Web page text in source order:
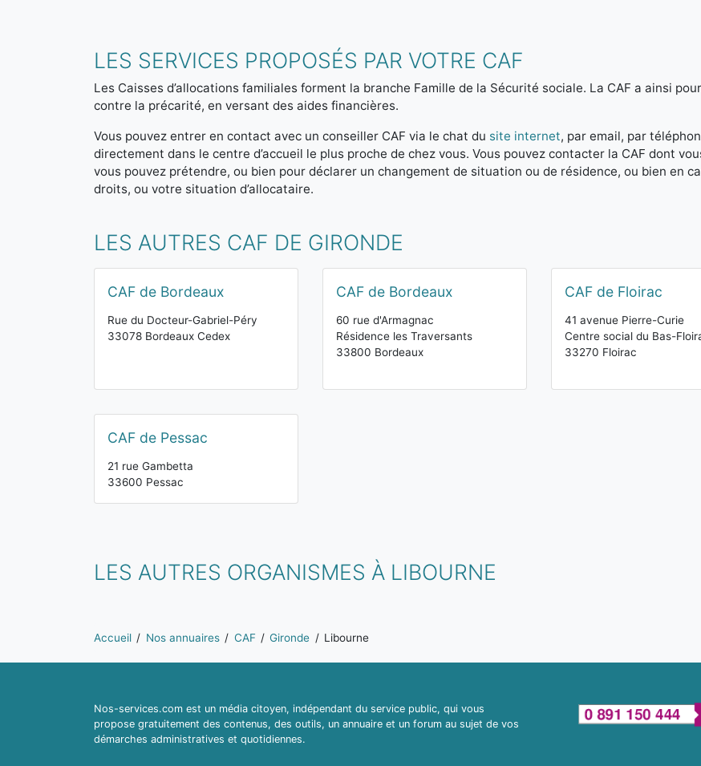
LES SERVICES PROPOSÉS PAR VOTRE CAF
Les Caisses d’allocations familiales forment la branche Famille de la Sécurité sociale. La CAF a ainsi
contre la précarité, en versant des aides financières.
Vous pouvez entrer en contact avec un conseiller CAF via le chat du site internet, par email, par
directement dans le centre d’accueil le plus proche de chez vous. Vous pouvez contacter la CAF dont
vous pouvez prétendre, ou bien pour déclarer un changement de situation ou de résidence, ou bien en
droits, ou votre situation d’allocataire.
LES AUTRES CAF DE GIRONDE
CAF de Bordeaux
Rue du Docteur-Gabriel-Péry
33078 Bordeaux Cedex
CAF de Bordeaux
60 rue d'Armagnac
Résidence les Traversants
33800 Bordeaux
CAF de Floirac
41 avenue Pierre-Curie
Centre social du Bas-
33270 Floirac
CAF de Pessac
21 rue Gambetta
33600 Pessac
LES AUTRES ORGANISMES À LIBOURNE
Vous êtes ici:
Accueil Nos annuaires CAF Gironde Libourne
Nos-services.com est un média citoyen, indépendant du service public, qui vous
propose gratuitement des contenus, des outils, un annuaire et un forum au sujet de vos
démarches administratives et quotidiennes.